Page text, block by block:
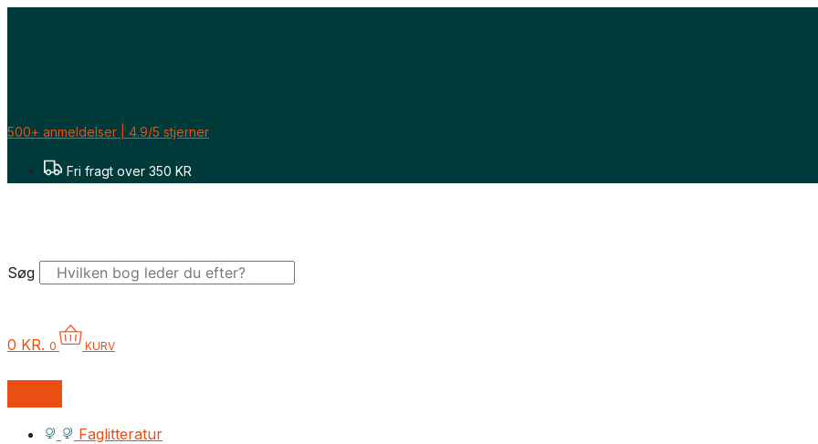
Gå
500+ anmeldelser | 4.9/5 stjerner
Fri fragt over 350 KR
Søg
0 KR. 0 KURV
Faglitteratur